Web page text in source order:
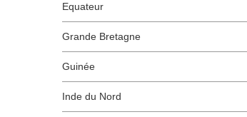
Equateur
Grande Bretagne
Guinée
Inde du Nord